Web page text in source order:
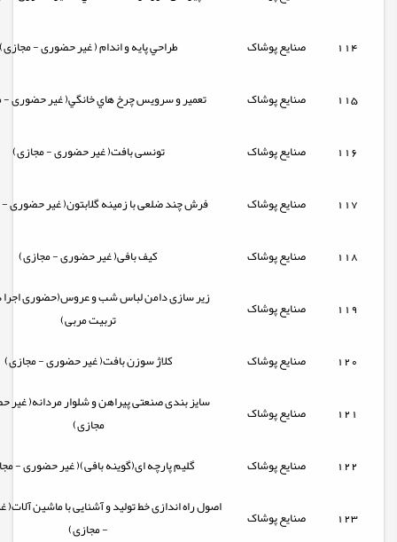
114 صنایع پوشاک طراحي پايه و اندام ( غیر حضوری -
115 صنایع پوشاک تعمير و سرويس چرخ هاي خانگي( غیر حضوری -
116 صنایع پوشاک تونسی بافت( غیر حضوری - مجازی)
117 صنایع پوشاک فرش چند ضلعی با زمینه گلابتون( غیر حضوری
118 صنایع پوشاک کیف بافی( غیر حضوری - مجازی)
119 صنایع پوشاک
زیر سازی دامن لباس شب و عروس(حضوری اجرا
تربیت مربی)
120
صنایع پوشاک کلاژ سوزن بافت( غیر حضوری - مجازی)
121 صنایع پوشاک
سایز بندی صنعتی پیراهن و شلوار مردانه(
مجازی)
122
صنایع پوشاک گلیم پارچه ای(گوینه بافی)( غیر حضوری -
123 صنایع پوشاک
اصول راه اندازی خط تولید و آشنایی با ماشین
- مجازی)